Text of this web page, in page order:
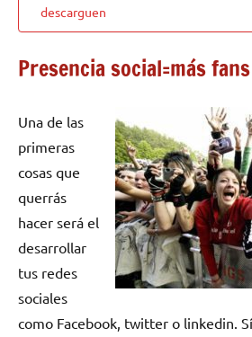
descarguen
Presencia social=más fans
Una de las
primeras
cosas que
querrás
hacer será el
desarrollar
tus redes
sociales
como Facebook, twitter o linkedin.